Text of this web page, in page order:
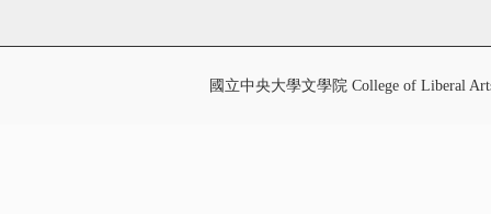
國立中央大學文學院 College of Liberal